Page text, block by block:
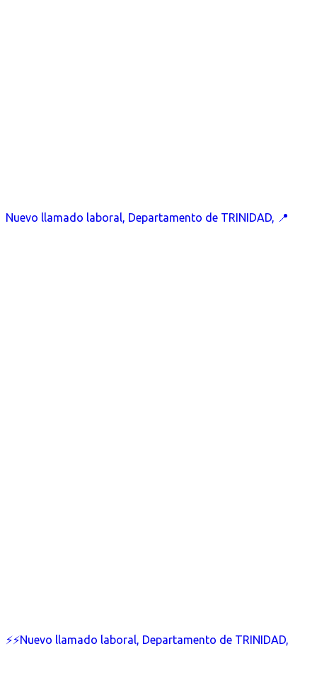
Nuevo llamado laboral, Departamento de TRINIDAD, 📍
⚡⚡Nuevo llamado laboral, Departamento de TRINIDAD,